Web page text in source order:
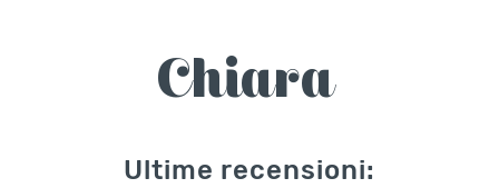
Chiara
Ultime recensioni: